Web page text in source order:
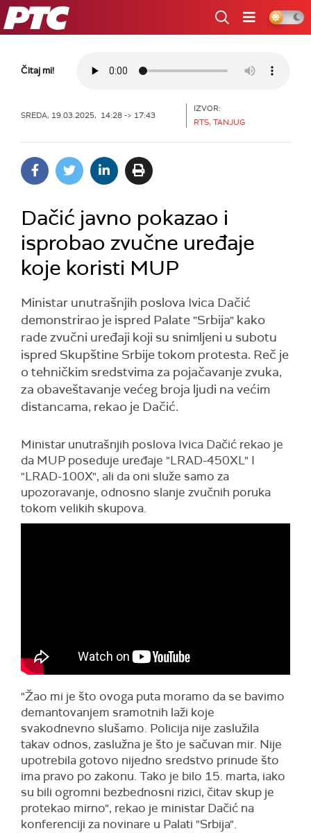
RTS
Čitaj mi!
SREDA, 19.03.2025, 14:28 -> 17:43
IZVOR:
RTS, TANJUG
Dačić javno pokazao i
isprobao zvučne uređaje
koje koristi MUP
Ministar unutrašnjih poslova Ivica Dačić
demonstrirao je ispred Palate "Srbija" kako
rade zvučni uređaji koji su snimljeni u subotu
ispred Skupštine Srbije tokom protesta. Reč je
o tehničkim sredstvima za pojačavanje zvuka,
za obaveštavanje većeg broja ljudi na većim
distancama, rekao je Dačić.
Ministar unutrašnjih poslova Ivica Dačić rekao je
da MUP poseduje uređaje "LRAD-450XL" I
"LRAD-100X", ali da oni služe samo za
upozoravanje, odnosno slanje zvučnih poruka
tokom velikih skupova.
"Žao mi je što ovoga puta moramo da se bavimo
demantovanjem sramotnih laži koje
svakodnevno slušamo. Policija nije zaslužila
takav odnos, zaslužna je što je sačuvan mir. Nije
upotrebila gotovo nijedno sredstvo prinude što
ima pravo po zakonu. Tako je bilo 15. marta, iako
su bili ogromni bezbednosni rizici, čitav skup je
protekao mirno", rekao je ministar Dačić na
konferenciji za novinare u Palati "Srbija".